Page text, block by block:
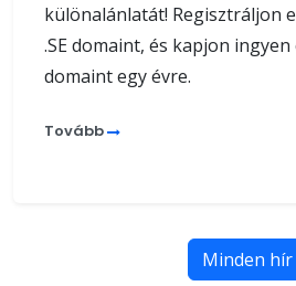
különalánlatát! Regisztráljon
.SE domaint, és kapjon ingyen
domaint egy évre.
Tovább
Minden hír